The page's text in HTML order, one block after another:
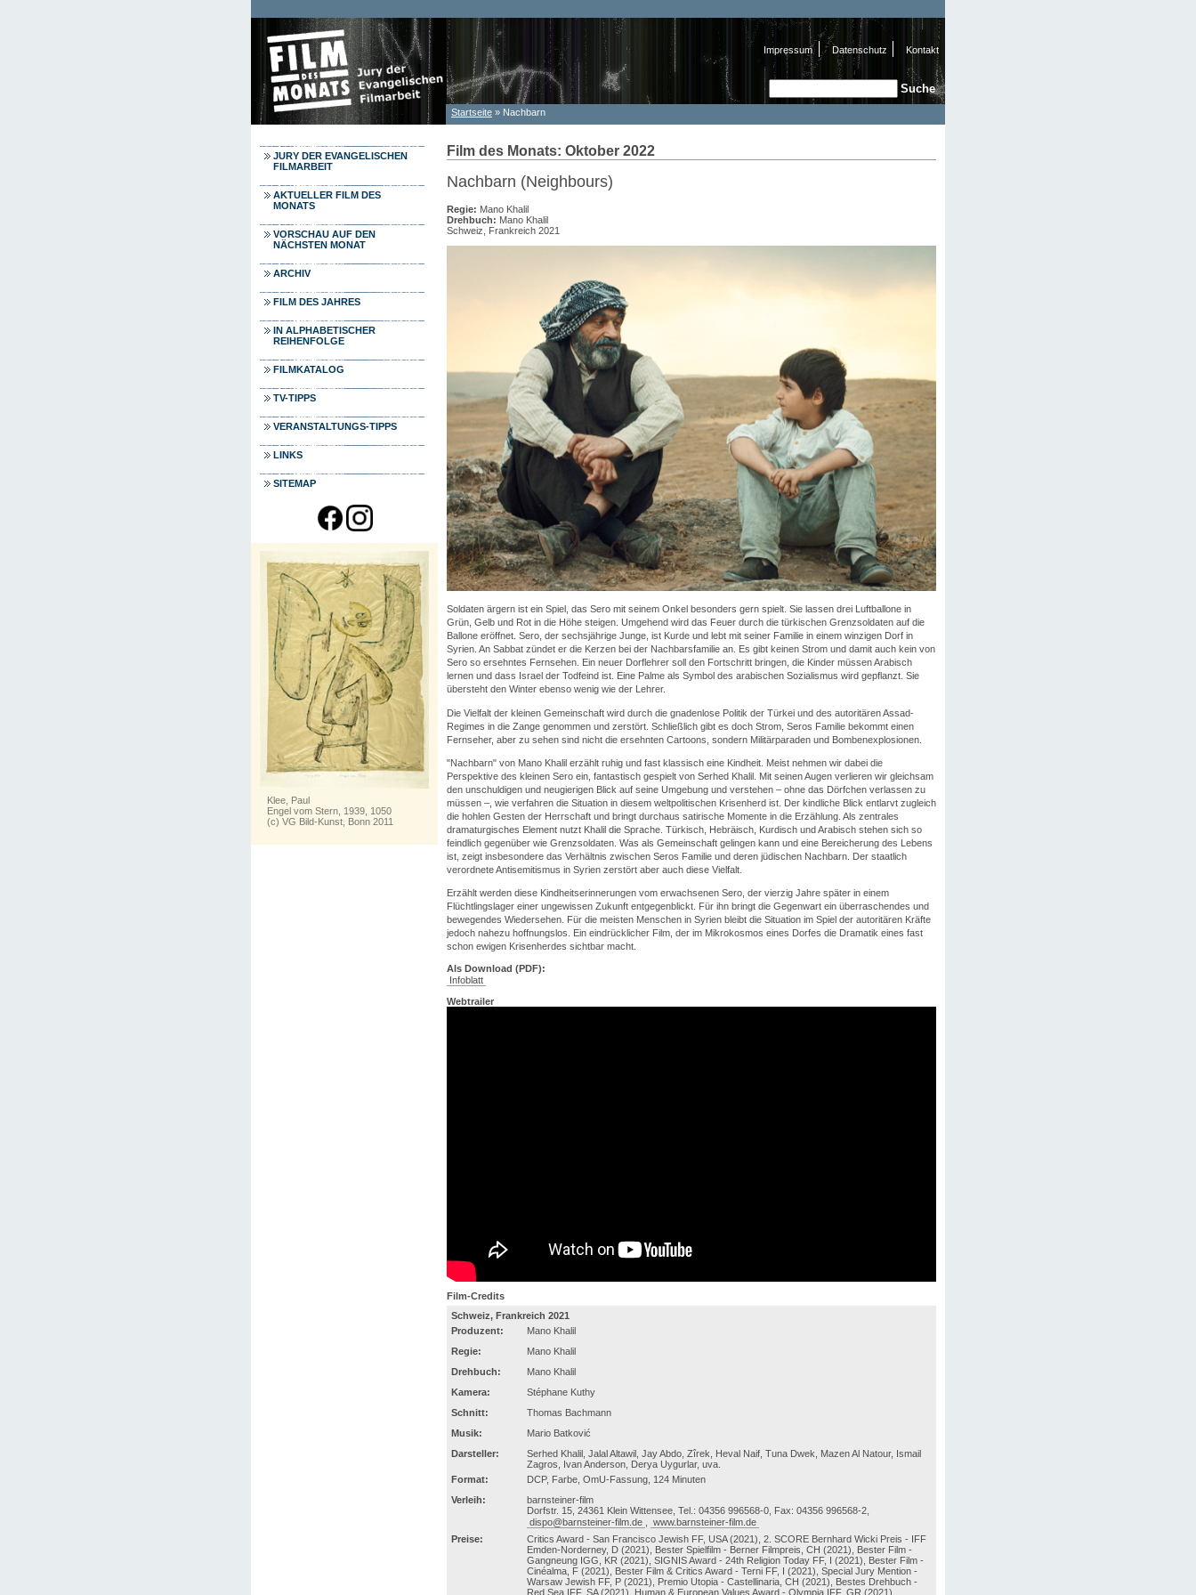
Impressum Datenschutz Kontakt
Suchformular
Sie sind hier
Startseite » Nachbarn
JURY DER EVANGELISCHEN
FILMARBEIT
AKTUELLER FILM DES
MONATS
VORSCHAU AUF DEN
NÄCHSTEN MONAT
ARCHIV
FILM DES JAHRES
IN ALPHABETISCHER
REIHENFOLGE
FILMKATALOG
TV-TIPPS
VERANSTALTUNGS-TIPPS
LINKS
SITEMAP
Klee, Paul
Engel vom Stern, 1939, 1050
(c) VG Bild-Kunst, Bonn 2011
Film des Monats: Oktober 2022
Nachbarn (Neighbours)
Regie: Mano Khalil
Drehbuch: Mano Khalil
Schweiz, Frankreich 2021
Soldaten ärgern ist ein Spiel, das Sero mit seinem Onkel besonders gern spielt. Sie lassen drei Luftballone in
Grün, Gelb und Rot in die Höhe steigen. Umgehend wird das Feuer durch die türkischen Grenzsoldaten auf die
Ballone eröffnet. Sero, der sechsjährige Junge, ist Kurde und lebt mit seiner Familie in einem winzigen Dorf in
Syrien. An Sabbat zündet er die Kerzen bei der Nachbarsfamilie an. Es gibt keinen Strom und damit auch kein von
Sero so ersehntes Fernsehen. Ein neuer Dorflehrer soll den Fortschritt bringen, die Kinder müssen Arabisch
lernen und dass Israel der Todfeind ist. Eine Palme als Symbol des arabischen Sozialismus wird gepflanzt. Sie
übersteht den Winter ebenso wenig wie der Lehrer.
Die Vielfalt der kleinen Gemeinschaft wird durch die gnadenlose Politik der Türkei und des autoritären Assad-
Regimes in die Zange genommen und zerstört. Schließlich gibt es doch Strom, Seros Familie bekommt einen
Fernseher, aber zu sehen sind nicht die ersehnten Cartoons, sondern Militärparaden und Bombenexplosionen.
"Nachbarn" von Mano Khalil erzählt ruhig und fast klassisch eine Kindheit. Meist nehmen wir dabei die
Perspektive des kleinen Sero ein, fantastisch gespielt von Serhed Khalil. Mit seinen Augen verlieren wir gleichsam
den unschuldigen und neugierigen Blick auf seine Umgebung und verstehen – ohne das Dörfchen verlassen zu
müssen –, wie verfahren die Situation in diesem weltpolitischen Krisenherd ist. Der kindliche Blick entlarvt zugleich
die hohlen Gesten der Herrschaft und bringt durchaus satirische Momente in die Erzählung. Als zentrales
dramaturgisches Element nutzt Khalil die Sprache. Türkisch, Hebräisch, Kurdisch und Arabisch stehen sich so
feindlich gegenüber wie Grenzsoldaten. Was als Gemeinschaft gelingen kann und eine Bereicherung des Lebens
ist, zeigt insbesondere das Verhältnis zwischen Seros Familie und deren jüdischen Nachbarn. Der staatlich
verordnete Antisemitismus in Syrien zerstört aber auch diese Vielfalt.
Erzählt werden diese Kindheitserinnerungen vom erwachsenen Sero, der vierzig Jahre später in einem
Flüchtlingslager einer ungewissen Zukunft entgegenblickt. Für ihn bringt die Gegenwart ein überraschendes und
bewegendes Wiedersehen. Für die meisten Menschen in Syrien bleibt die Situation im Spiel der autoritären Kräfte
jedoch nahezu hoffnungslos. Ein eindrücklicher Film, der im Mikrokosmos eines Dorfes die Dramatik eines fast
schon ewigen Krisenherdes sichtbar macht.
Als Download (PDF):
Infoblatt
Webtrailer
Film-Credits
Schweiz, Frankreich 2021
Produzent:
Mano Khalil
Regie:
Mano Khalil
Drehbuch:
Mano Khalil
Kamera:
Stéphane Kuthy
Schnitt:
Thomas Bachmann
Musik:
Mario Batković
Darsteller:
Serhed Khalil, Jalal Altawil, Jay Abdo, Zîrek, Heval Naif, Tuna Dwek, Mazen Al Natour, Ismail
Zagros, Ivan Anderson, Derya Uygurlar, uva.
Format:
DCP, Farbe, OmU-Fassung, 124 Minuten
Verleih:
barnsteiner-film
Dorfstr. 15, 24361 Klein Wittensee, Tel.: 04356 996568-0, Fax: 04356 996568-2,
dispo@barnsteiner-film.de , www.barnsteiner-film.de
Preise:
Critics Award - San Francisco Jewish FF, USA (2021), 2. SCORE Bernhard Wicki Preis - IFF
Emden-Norderney, D (2021), Bester Spielfilm - Berner Filmpreis, CH (2021), Bester Film -
Gangneung IGG, KR (2021), SIGNIS Award - 24th Religion Today FF, I (2021), Bester Film -
Cinéalma, F (2021), Bester Film & Critics Award - Terni FF, I (2021), Special Jury Mention -
Warsaw Jewish FF, P (2021), Premio Utopia - Castellinaria, CH (2021), Bestes Drehbuch -
Red Sea IFF, SA (2021), Human & European Values Award - Olympia IFF, GR (2021),